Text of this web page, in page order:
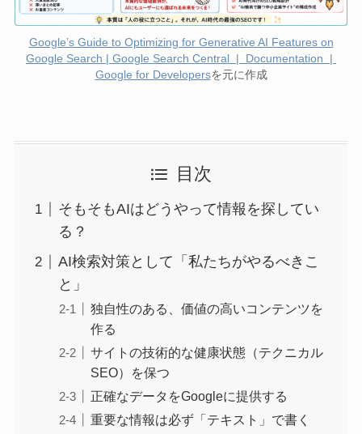
Google’s Guide to Optimizing for Generative AI Features on
Google Search | Google Search Central | Documentation |
Google for Developersを元に作成
目次
そもそもAIはどうやって情報を探してい
る？
AI検索対策として「私たちがやるべきこ
と」
独自性のある、価値の高いコンテンツを
作る
サイトの技術的な健康状態（テクニカル
SEO）を保つ
正確なデータをGoogleに提供する
重要な情報は必ず「テキスト」で書く